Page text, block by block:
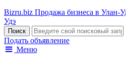
Bizru.biz Продажа бизнеса в Улан-
Удэ
Подать объявление
Меню